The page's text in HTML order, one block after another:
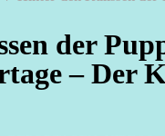
der
– Der